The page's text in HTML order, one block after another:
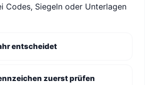
Codes, Siegeln oder Unterlagen
entscheidet
zuerst prüfen